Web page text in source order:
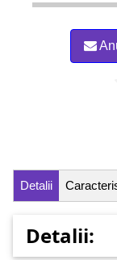
Detalii
Detalii: